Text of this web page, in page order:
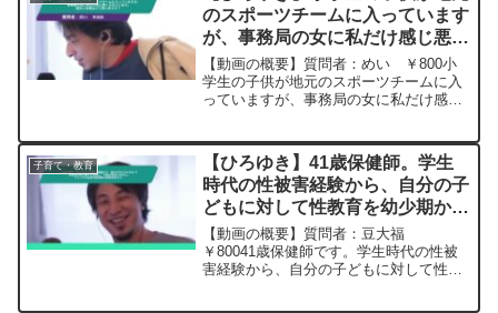
のスポーツチームに入っています
が、事務局の女に私だけ感じ悪く
されています。録音し告発はどう
思いますか？ー ひろゆき切り抜
き 20241201
【動画の概要】質問者：めい ￥800小
学生の子供が地元のスポーツチームに入
っていますが、事務局の女に私だけ感じ
を通したり、子供の移動の車やお弁当の
手配などしています。感...
子育て・教育
【ひろゆき】41歳保健師。学生
時代の性被害経験から、自分の子
どもに対して性教育を幼少期から
実施し、今後は普及させたい。フ
ランスや世界の性教育の実情を教
えて。ー ひろゆき切り抜き
【動画の概要】質問者：豆大福
￥80041歳保健師です。学生時代の性被
害経験から、自分の子どもに対して性教